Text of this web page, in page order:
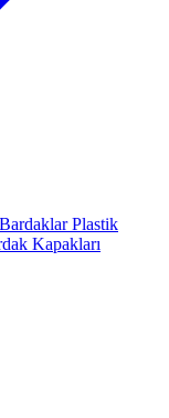
Plastik
Kapakları